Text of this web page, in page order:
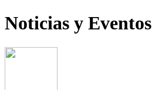
Noticias y Eventos